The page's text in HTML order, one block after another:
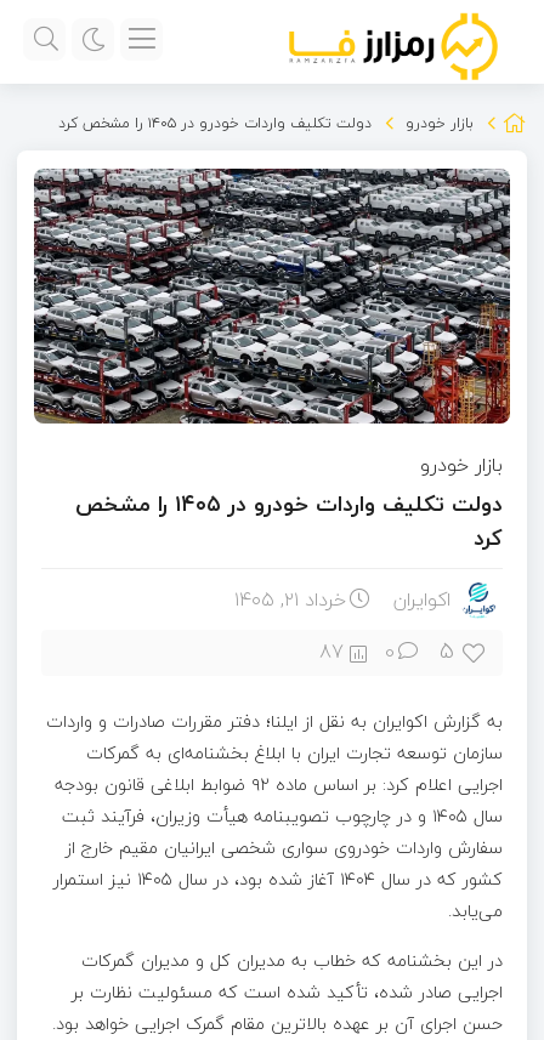
بازار خودرو دولت تکلیف واردات خودرو در ۱۴۰۵ را مشخص کرد
بازار خودرو
دولت تکلیف واردات خودرو در ۱۴۰۵ را مشخص
کرد
اکوایران خرداد ۲۱, ۱۴۰۵
5
0
87
به گزارش اکوایران به نقل از ایلنا؛ دفتر مقررات صادرات و واردات
سازمان توسعه تجارت ایران با ابلاغ بخشنامه‌ای به گمرکات
اجرایی اعلام کرد: بر اساس ماده ۹۲ ضوابط ابلاغی قانون بودجه
سال ۱۴۰۵ و در چارچوب تصویبنامه هیأت وزیران، فرآیند ثبت
سفارش واردات خودروی سواری شخصی ایرانیان مقیم خارج از
کشور که در سال ۱۴۰۴ آغاز شده بود، در سال ۱۴۰۵ نیز استمرار
می‌یابد.
در این بخشنامه که خطاب به مدیران کل و مدیران گمرکات
اجرایی صادر شده، تأکید شده است که مسئولیت نظارت بر
حسن اجرای آن بر عهده بالاترین مقام گمرک اجرایی خواهد بود.